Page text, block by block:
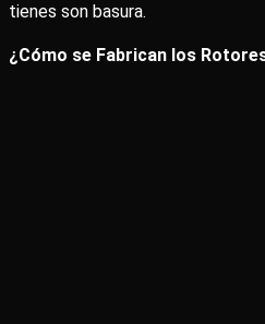
tienes son basura.
¿Cómo se Fabrican los